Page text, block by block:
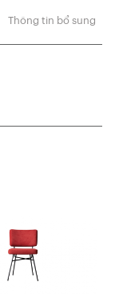
Thông tin bổ sung